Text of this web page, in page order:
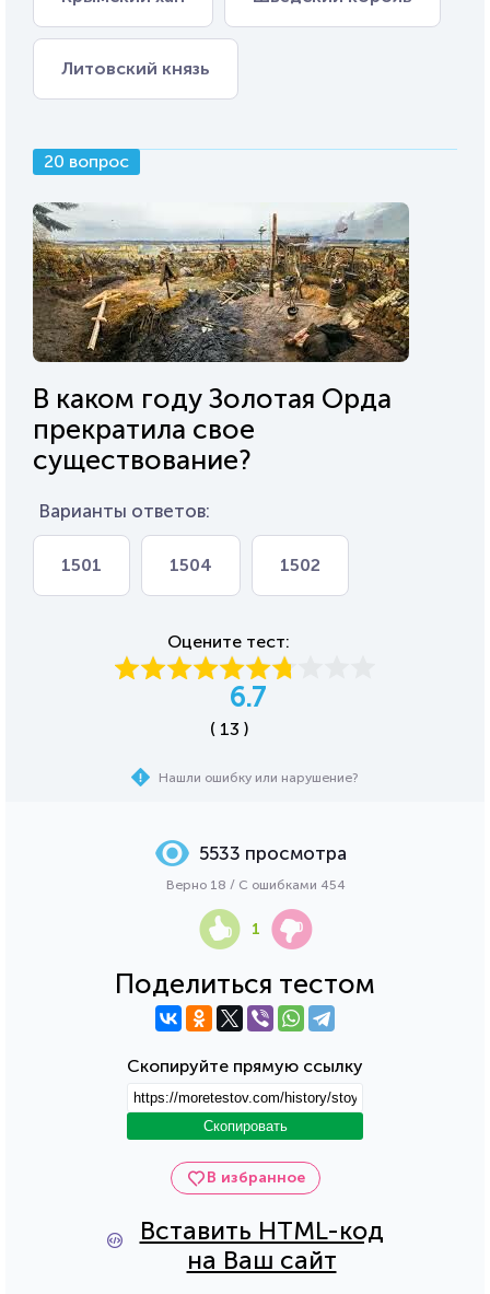
Литовский князь
20 вопрос
В каком году Золотая Орда
прекратила свое
существование?
Варианты ответов:
1501 1504 1502
Оцените тест:
6.7
( 13 )
Нашли ошибку или нарушение?
В избранное
Вставить HTML-код
на Ваш сайт
Поделиться тестом
Скопируйте прямую ссылку
Скопировать
5533 просмотра
Верно 18 / С ошибками 454
1